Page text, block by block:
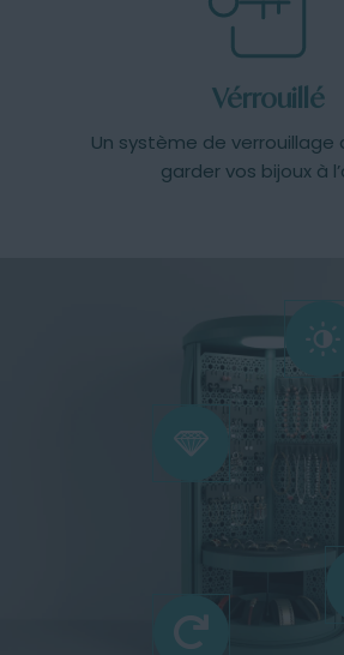
Vérrouillé
Un système de verrouillage
garder vos bijoux à